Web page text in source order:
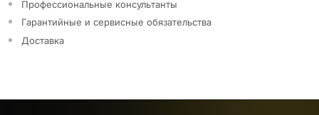
Профессиональные консультанты
Гарантийные и сервисные обязательства
Доставка